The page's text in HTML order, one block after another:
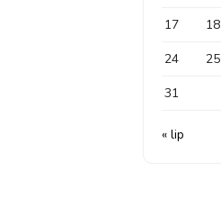
17
18
24
25
31
« lip